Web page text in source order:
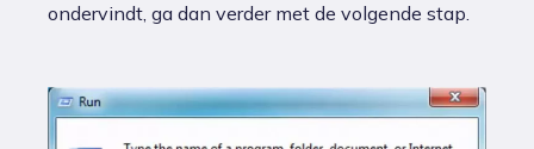
ondervindt, ga dan verder met de volgende stap.